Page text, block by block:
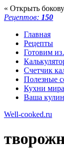
« Открыть
Рецептов: 150
Главная
Рецепты
Готовим
Счетчик
Полезные
Кухни мира
Ваша
Well-cooked.ru